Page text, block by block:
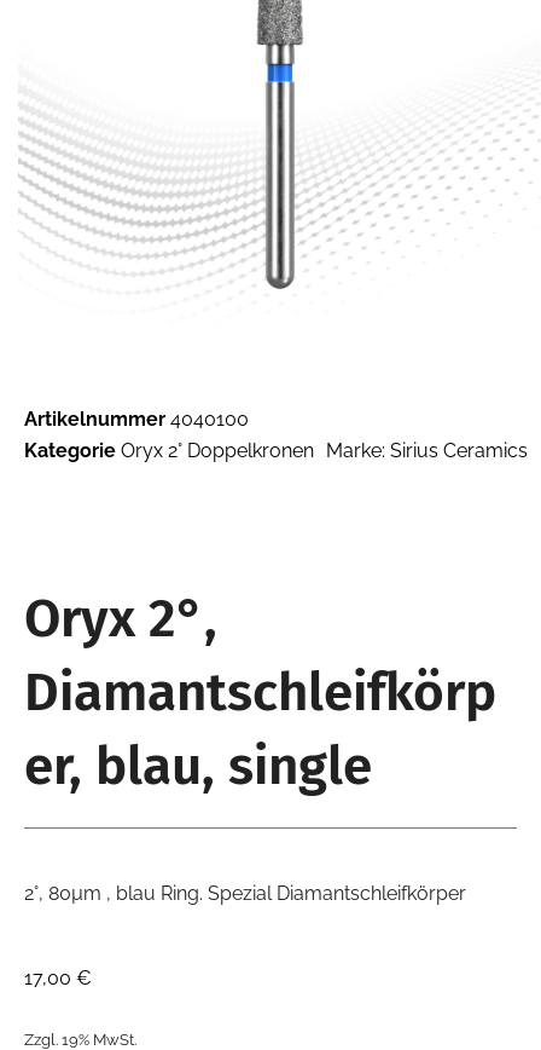
Artikelnummer 4040100
Kategorie Oryx 2° Doppelkronen Marke: Sirius Ceramics
Oryx 2°,
Diamantschleifkörp
er, blau, single
2°, 80µm , blau Ring. Spezial Diamantschleifkörper
17,00 €
Zzgl. 19% MwSt.